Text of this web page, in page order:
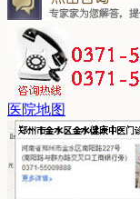
医院地图